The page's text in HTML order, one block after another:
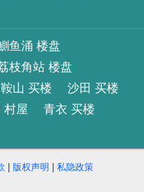
鱼涌 楼盘
枝角站 楼盘
山 买楼
沙田 买楼
村屋
青衣 买楼
| 版权声明 | 私隐政策